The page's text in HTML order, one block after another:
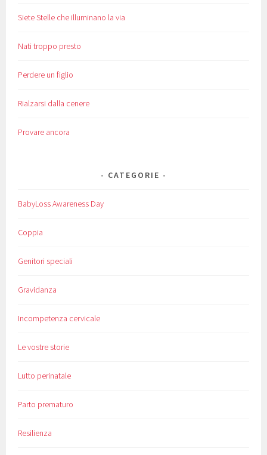
Siete Stelle che illuminano la via
Nati troppo presto
Perdere un figlio
Rialzarsi dalla cenere
Provare ancora
CATEGORIE
BabyLoss Awareness Day
Coppia
Genitori speciali
Gravidanza
Incompetenza cervicale
Le vostre storie
Lutto perinatale
Parto prematuro
Resilienza